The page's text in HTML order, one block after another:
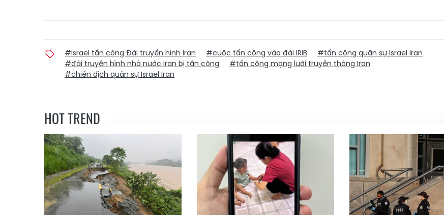
#Israel tấn công Đài truyền hình Iran #cuộc tấn công vào đài IRIB
#tấn công quân sự Israel Iran
#đài truyền hình nhà nước Iran bị tấn công
#tấn công mạng lưới truyền thông Iran
#chiến dịch quân sự Israel Iran
HOT TREND